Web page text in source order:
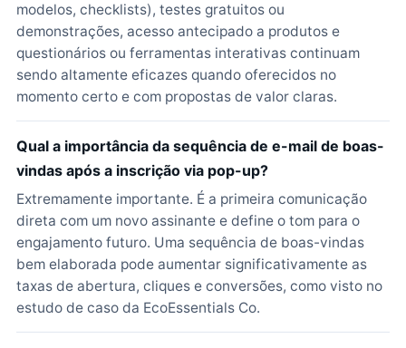
modelos, checklists), testes gratuitos ou
demonstrações, acesso antecipado a produtos e
questionários ou ferramentas interativas continuam
sendo altamente eficazes quando oferecidos no
momento certo e com propostas de valor claras.
Qual a importância da sequência de e-mail de boas-
vindas após a inscrição via pop-up?
Extremamente importante. É a primeira comunicação
direta com um novo assinante e define o tom para o
engajamento futuro. Uma sequência de boas-vindas
bem elaborada pode aumentar significativamente as
taxas de abertura, cliques e conversões, como visto no
estudo de caso da EcoEssentials Co.